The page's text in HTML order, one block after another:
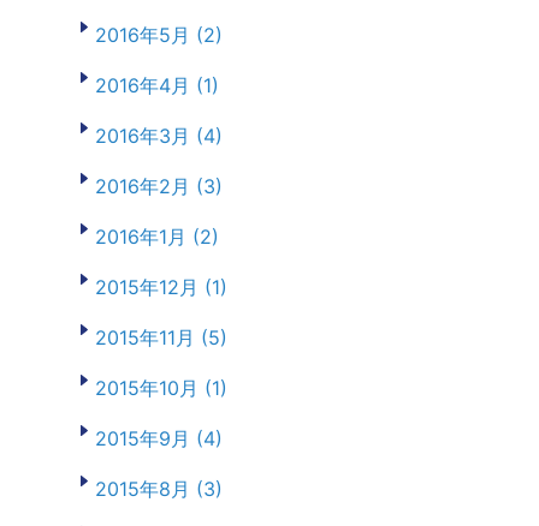
2016年5月 (2)
2016年4月 (1)
2016年3月 (4)
2016年2月 (3)
2016年1月 (2)
2015年12月 (1)
2015年11月 (5)
2015年10月 (1)
2015年9月 (4)
2015年8月 (3)